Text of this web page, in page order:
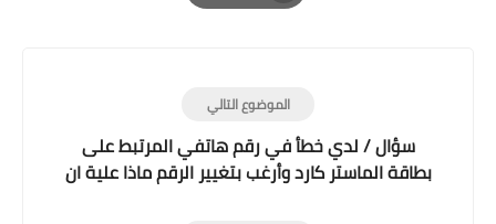
Print
الموضوع التالي
سؤال / لدي خطأ في رقم هاتفي المرتبط على
بطاقة الماستر كارد وأرغب بتغيير الرقم ماذا علية ان